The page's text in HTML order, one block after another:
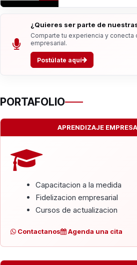
¿Quieres ser parte de
Comparte tu experiencia y conecta
empresarial.
Postúlate aquí
PORTAFOLIO
APRENDIZAJE
Capacitacion a la medida
Fidelizacion empresarial
Cursos de actualizacion
Contactanos Agenda una cita